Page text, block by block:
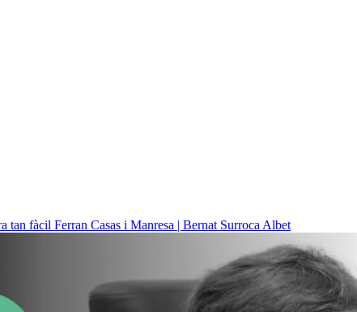
tan fàcil Ferran Casas i Manresa | Bernat Surroca Albet